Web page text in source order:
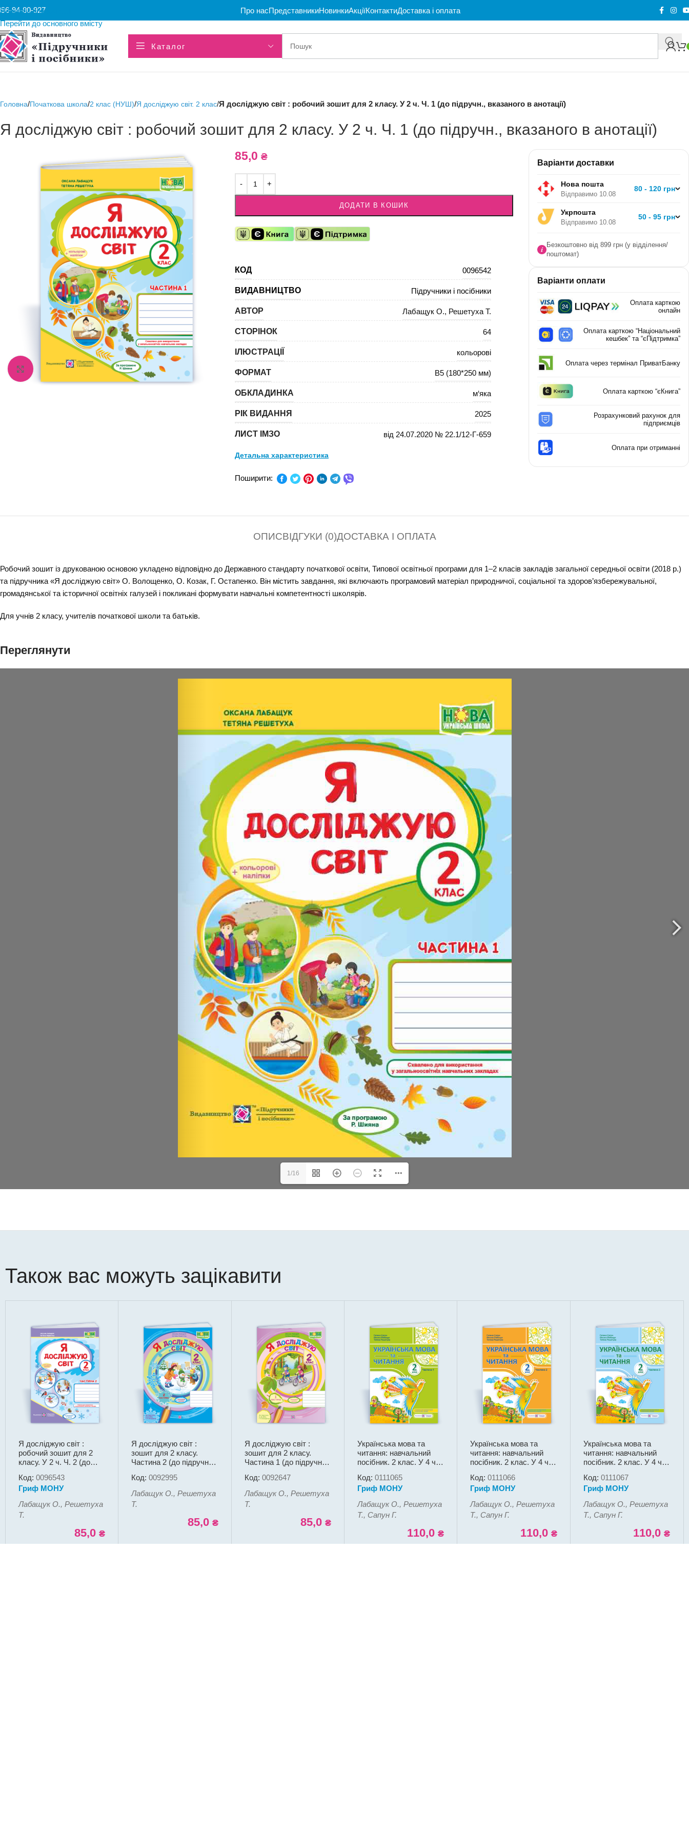
Перейти до навігації
Перейти до основного вмісту
94-80-927 Про насПредставникиНовинкиАкціїКонтактиДоставка і оплата
Каталог
Головна/Початкова школа/2 клас (НУШ)/Я досліджую світ. 2 клас/Я досліджую світ : робочий зошит для 2 класу. У 2 ч. Ч. 1 (до підручн., вказаного в анотації)
Я досліджую світ : робочий зошит для 2 класу. У 2 ч. Ч. 1 (до підручн., вказаного в анотації)
Збільшити зображення
85,0 ₴
ДОДАТИ В КОШИК
КОД 0096542
ВИДАВНИЦТВО Підручники і посібники
АВТОР Лабащук О., Решетуха Т.
СТОРІНОК 64
ІЛЮСТРАЦІЇ кольорові
ФОРМАТ В5 (180*250 мм)
ОБКЛАДИНКА м‘яка
РІК ВИДАННЯ 2025
ЛИСТ ІМЗО від 24.07.2020 № 22.1/12-Г-659
Детальна характеристика
ПРЕДМЕТ:
СЕРІЯ: -
В ПАЧЦІ (ШТ):
Поширити:
Варіанти доставки
Нова пошта
Відправимо 10.08
80 - 120 грн
Укрпошта
Відправимо 10.08
50 - 95 грн
Безкоштовно від 899 грн (у відділення/
поштомат)
Варіанти оплати
Оплата карткою
онлайн
Оплата карткою “Національний
кешбек” та “єПідтримка”
Оплата через термінал ПриватБанку
Оплата карткою “єКнига”
Розрахунковий рахунок для
підприємців
Оплата при отриманні
ОПИСВІДГУКИ (0)ДОСТАВКА І ОПЛАТА
Робочий зошит із друкованою основою укладено відповідно до Державного стандарту початкової освіти, Типової освітньої програми для 1–2 класів закладів загальної середньої освіти (2018 р.)
та підручника «Я досліджую світ» О. Волощенко, О. Козак, Г. Остапенко. Він містить завдання, які включають програмовий матеріал природничої, соціальної та здоров’язбережувальної,
громадянської та історичної освітніх галузей і покликані формувати навчальні компетентності школярів.
Для учнів 2 класу, учителів початкової школи та батьків.
Переглянути
1/16
Також вас можуть зацікавити
Я досліджую світ :
робочий зошит для 2
класу. У 2 ч. Ч. 2 (до
анотації)
Код: 0096543
Гриф МОНУ
Лабащук О., Решетуха
Т.
85,0₴
Я досліджую світ :
зошит для 2 класу.
Частина 2 (до підручн.
Код:0092995
Лабащук О., Решетуха
Т.
85,0 ₴
Я досліджую світ :
зошит для 2 класу.
Частина 1 (до підручн.
Код: 0092647
Лабащук О., Решетуха
Т.
85,0 ₴
Українська мова та
читання: навчальний
посібник. 2 клас. У 4 ч.
Лабащук, Т. Решетуха)
Код: 0111065
Гриф МОНУ
Лабащук О., Решетуха
Т., Сапун Г.
110,0₴
Українська мова та
читання: навчальний
посібник. 2 клас. У 4 ч.
Лабащук, Т. Решетуха)
Код:0111066
Гриф МОНУ
Лабащук О., Решетуха
Т., Сапун Г.
110,0 ₴
Українська мова та
читання: навчальний
посібник. 2 клас. У 4 ч.
Лабащук, Т. Решетуха)
Код: 0111067
Гриф МОНУ
Лабащук О., Решетуха
Т., Сапун Г.
110,0 ₴